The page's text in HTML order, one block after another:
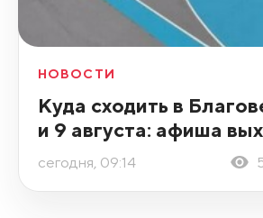
НОВОСТИ
Куда сходить в
и 9 августа: афиша
сегодня, 09:14